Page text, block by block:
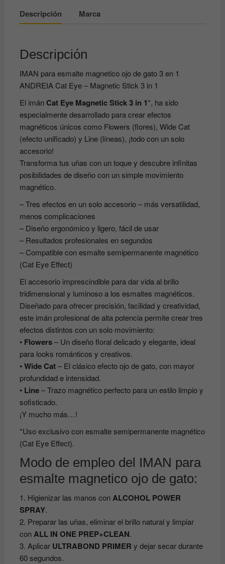
Descripción Marca
Descripción
IMAN para esmalte magnetico ojo de gato 3 en 1
ANDREIA Cat Eye – Magnetic Stick 3 in 1
El imánCat Eye Magnetic Stick 3 in 1*, ha sido
especialmente desarrollado para crear efectos
magnéticos únicos como Flowers (flores), Wide Cat
(efecto unificado) y Line (líneas), ¡todo con un solo
accesorio!
Transforma tus uñas con un toque y descubre infinitas
posibilidades de diseño con un simple movimiento
magnético.
– Tres efectos en un solo accesorio – más versatilidad,
menos complicaciones
– Diseño ergonómico y ligero, fácil de usar
– Resultados profesionales en segundos
– Compatible con esmalte semipermanente magnético
(Cat Eye Effect)
El accesorio imprescindible para dar vida al brillo
tridimensional y luminoso a los esmaltes magnéticos.
Diseñado para ofrecer precisión, facilidad y creatividad,
este imán profesional de alta potencia permite crear tres
efectos distintos con un solo movimiento:
• Flowers– Un diseño floral delicado y elegante, ideal
para looks románticos y creativos.
•Wide Cat– El clásico efecto ojo de gato, con mayor
profundidad e intensidad.
• Line– Trazo magnético perfecto para un estilo limpio y
sofisticado.
¡Y mucho más…!
*Uso exclusivo con esmalte semipermanente magnético
(Cat Eye Effect).
Modo de empleo del IMAN para
esmalte magnetico ojo de gato:
1. Higienizar las manos conALCOHOL POWER
SPRAY.
2. Preparar las uñas, eliminar el brillo natural y limpiar
conALL IN ONE PREP+CLEAN.
3. Aplicar ULTRABOND PRIMER y dejar secar durante
60 segundos.